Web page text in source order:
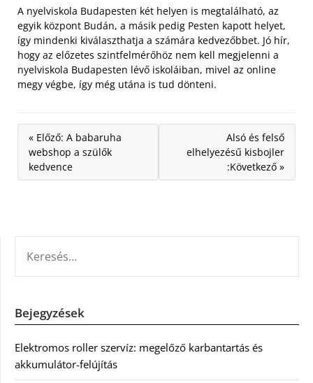
A nyelviskola Budapesten két helyen is megtalálható, az
egyik központ Budán, a másik pedig Pesten kapott helyet,
így mindenki kiválaszthatja a számára kedvezőbbet. Jó hír,
hogy az előzetes szintfelmérőhöz nem kell megjelenni a
nyelviskola Budapesten lévő iskoláiban, mivel az online
megy végbe, így még utána is tud dönteni.
« Előző: A babaruha
webshop a szülők
kedvence
Alsó és felső
elhelyezésű kisbojler
:Következő »
Bejegyzések
Elektromos roller szervíz: megelőző karbantartás és
akkumulátor-felújítás